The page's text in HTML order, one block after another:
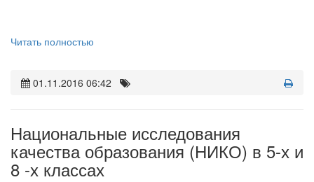
Читать полностью
01.11.2016 06:42
Национальные исследования
качества образования (НИКО) в 5-х и
8 -х классах